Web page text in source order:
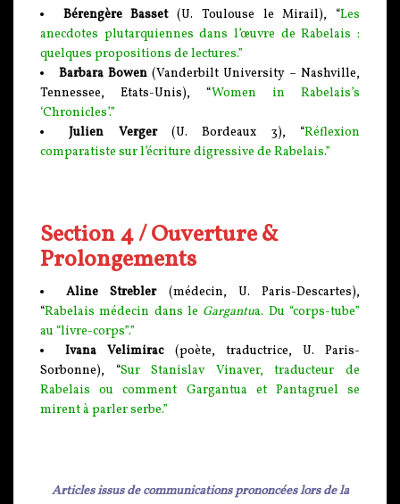
Bérengère Basset(U. Toulouse le Mirail), “Les
anecdotes plutarquiennes dans l’œuvre de Rabelais :
quelques propositions de lectures.”
Barbara Bowen (Vanderbilt University – Nashville,
Tennessee, Etats-Unis), “Women in Rabelais’s
‘Chronicles’.”
Julien Verger(U. Bordeaux 3), “Réflexion
comparatiste sur l’écriture digressive de Rabelais.”
Section 4 / Ouverture &
Prolongements
Aline Strebler(médecin, U. Paris-Descartes),
“Rabelais médecin dans le Gargantua. Du “corps-tube”
au “livre-corps”.”
Ivana Velimirac(poète, traductrice, U. Paris-
Sorbonne), “Sur Stanislav Vinaver, traducteur de
Rabelais ou comment Gargantua et Pantagruel se
mirent à parler serbe.”
Articles issus de communications prononcées lors de la